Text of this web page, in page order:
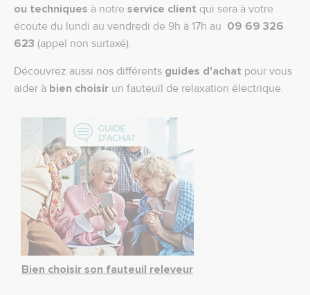
ou techniques à notre service client qui sera à votre
écoute du lundi au vendredi de 9h à 17h au 09 69 326
623 (appel non surtaxé).
Découvrez aussi nos différents guides d'achat pour vous
aider à bien choisir un fauteuil de relaxation électrique.
Bien choisir son fauteuil releveur